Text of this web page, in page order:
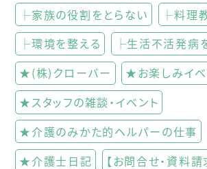
├家族の役割をとらない
├料理
├環境を整える
├生活不活発病
★(株)クローバー
★お楽しみイベ
★スタッフの雑談・イベント
★介護のみかた的ヘルパーの仕事
★介護士日記
【お問合せ・資料請